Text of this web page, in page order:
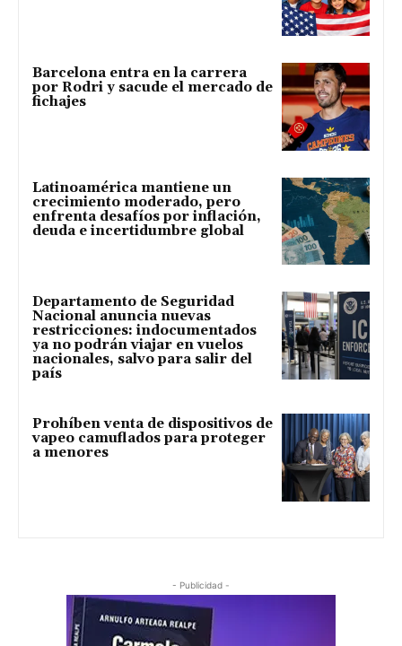
Barcelona entra en la carrera
por Rodri y sacude el mercado de
fichajes
Latinoamérica mantiene un
crecimiento moderado, pero
enfrenta desafíos por inflación,
deuda e incertidumbre global
Departamento de Seguridad
Nacional anuncia nuevas
restricciones: indocumentados
ya no podrán viajar en vuelos
nacionales, salvo para salir del
país
Prohíben venta de dispositivos de
vapeo camuflados para proteger
a menores
- Publicidad -